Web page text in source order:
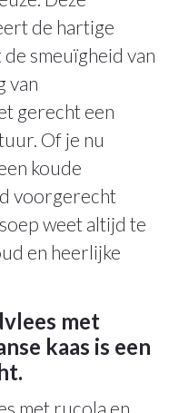
de hartige
de smeuïgheid van
van
gerecht een
Of je nu
koude
voorgerecht
weet altijd te
en heerlijke
met
kaas is een
met rucola en